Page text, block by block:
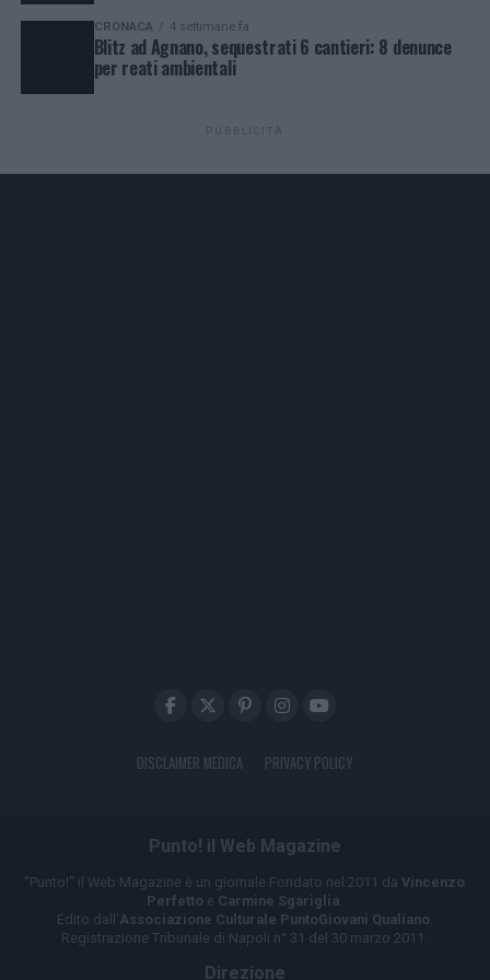
CRONACA 4 settimane fa
Blitz ad Agnano, sequestrati 6 cantieri: 8 denunce
per reati ambientali
PUBBLICITÀ
DISCLAIMER MEDICA PRIVACY POLICY
Punto! il Web Magazine
"Punto!" il Web Magazine è un giornale Fondato nel 2011 da Vincenzo
Perfetto e Carmine Sgariglia.
Edito dall'Associazione Culturale PuntoGiovani Qualiano.
Registrazione Tribunale di Napoli n° 31 del 30 marzo 2011.
Direzione